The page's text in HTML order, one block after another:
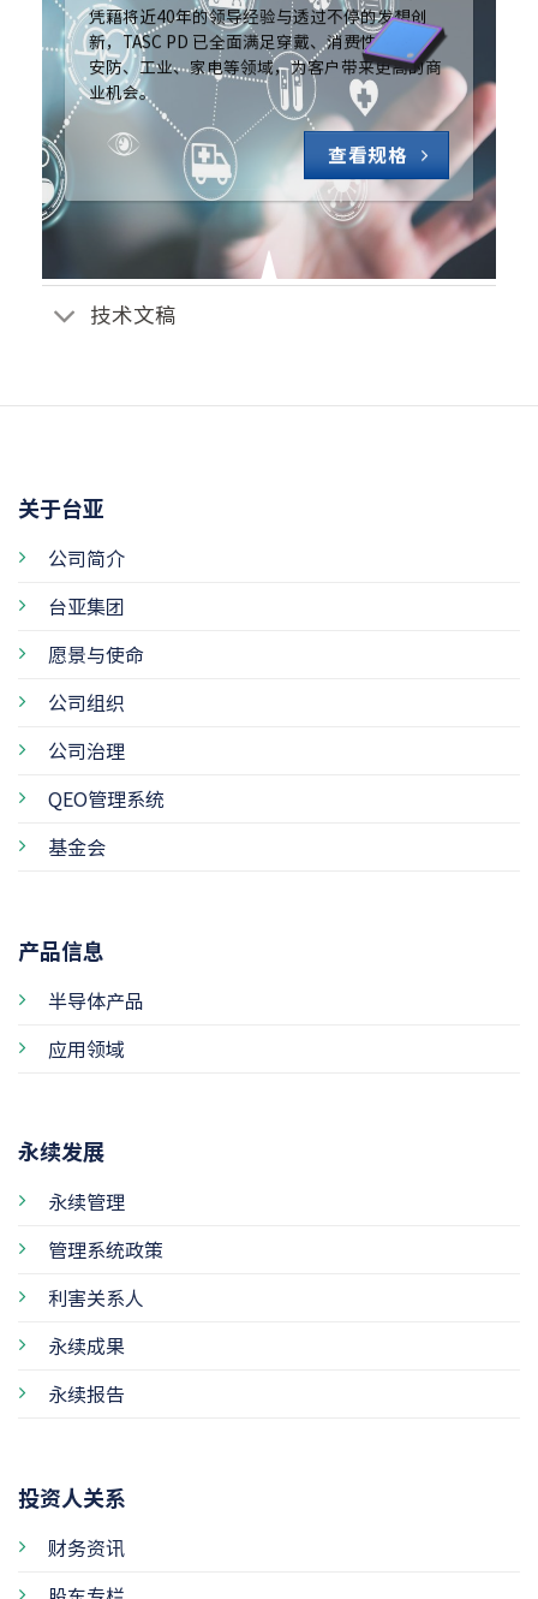
凭藉将近40年的领导经验与透过不停的发想创
新，TASC PD 已全面满足穿戴、消费性、车用、
安防、工业、家电等领域，为客户带来更高的商
业机会。
查看规格
技术文稿
关于台亚
公司简介
台亚集团
愿景与使命
公司组织
公司治理
QEO管理系统
基金会
产品信息
半导体产品
应用领域
永续发展
永续管理
管理系统政策
利害关系人
永续成果
永续报告
投资人关系
财务资讯